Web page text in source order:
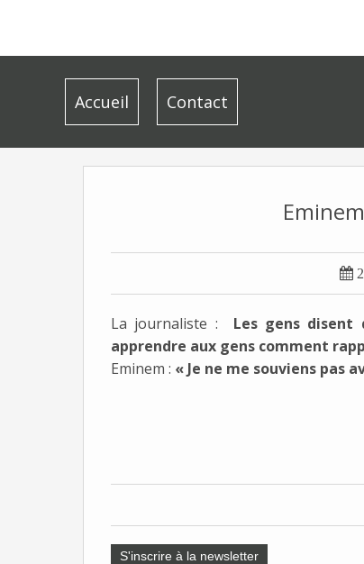
Accueil Contact

La journaliste :
Les gens
apprendre aux gens comment
Eminem : « Je ne me souviens pas
S'inscrire à la newsletter